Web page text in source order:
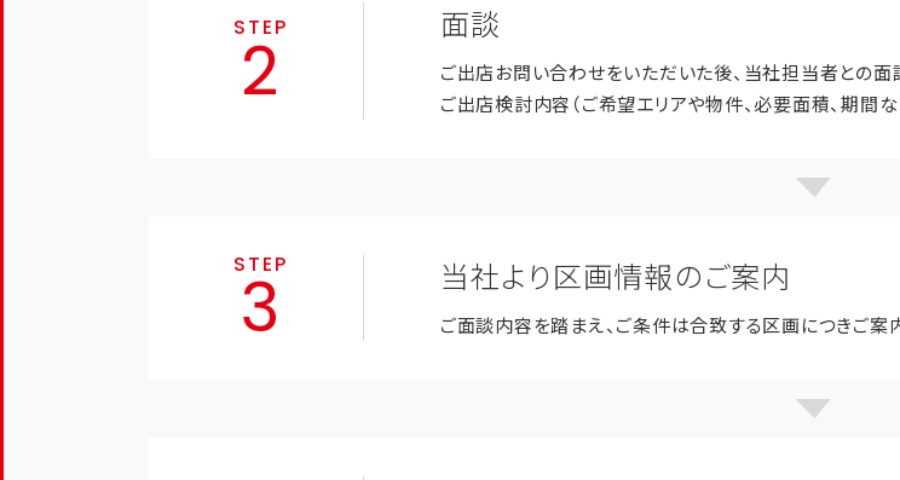
STEP 面談
ご出店お問い合わせをいただいた後、当社担当者との面
ご出店検討内容（ご希望エリアや物件、必要面積、期間
STEP 当社より区画情報のご案内
ご面談内容を踏まえ、ご条件は合致する区画につきご案